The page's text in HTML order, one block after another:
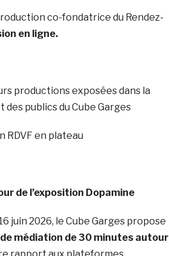
co-fondatrice du Rendez-
en ligne.
productions exposées dans la
des publics du Cube Garges
RDVF en plateau
de l’exposition Dopamine
juin 2026, le Cube Garges propose
médiation de 30 minutes autour
rapport aux plateformes